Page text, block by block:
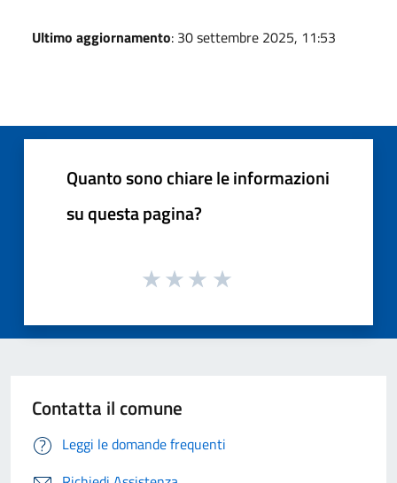
Ultimo aggiornamento: 30 settembre 2025, 11:53
Quanto sono chiare le informazioni
su questa pagina?
Contatta il comune
Leggi le domande frequenti